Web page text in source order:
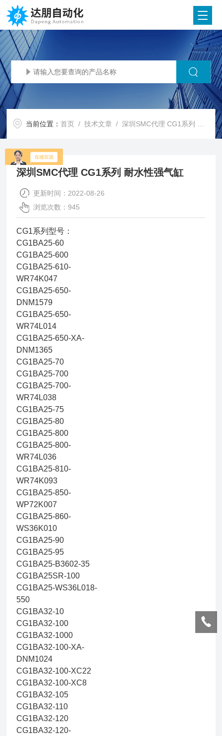
当前位置：首页 /技术文章 / 深圳SMC代理 CG1系列 耐水性强气缸
深圳SMC代理 CG1系列 耐水性强气缸
更新时间：2022-08-26
浏览次数：945
CG1系列型号：
CG1BA25-60
CG1BA25-600
CG1BA25-610-
WR74K047
CG1BA25-650-
DNM1579
CG1BA25-650-
WR74L014
CG1BA25-650-XA-
DNM1365
CG1BA25-70
CG1BA25-700
CG1BA25-700-
WR74L038
CG1BA25-75
CG1BA25-80
CG1BA25-800
CG1BA25-800-
WR74L036
CG1BA25-810-
WR74K093
CG1BA25-850-
WP72K007
CG1BA25-860-
WS36K010
CG1BA25-90
CG1BA25-95
CG1BA25-B3602-35
CG1BA25SR-100
CG1BA25-WS36L018-
550
CG1BA32-10
CG1BA32-100
CG1BA32-1000
CG1BA32-100-XA-
DNM1024
CG1BA32-100-XC22
CG1BA32-100-XC8
CG1BA32-105
CG1BA32-110
CG1BA32-120
CG1BA32-120-